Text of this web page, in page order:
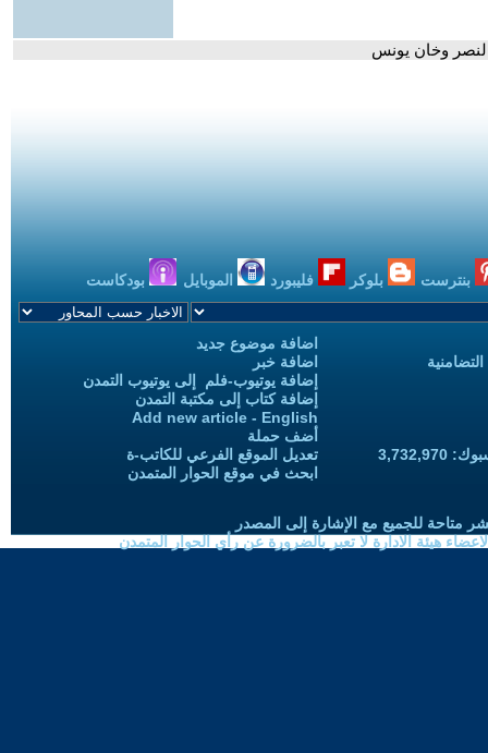
وخان يونس
بنترست بلوكر فليبورد الموبايل بودكاست
اضافة موضوع جديد
اضافة خبر
إضافة يوتيوب-فلم إلى يوتيوب التمدن
إضافة كتاب إلى مكتبة التمدن
Add new article - English
أضف حملة
تعديل الموقع الفرعي للكاتب-ة
ابحث في موقع الحوار المتمدن
متاحة للجميع مع الإشارة إلى المصدر
هيئة الادارة لا تعبر بالضرورة عن رأي الحوار المتمدن